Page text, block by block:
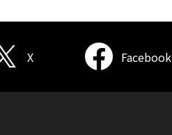
X Facebook